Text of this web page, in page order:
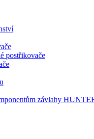
postřikovače
závlahy